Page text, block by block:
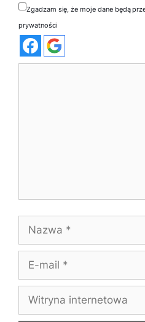
Zgadzam się, że moje dane będą
prywatności
mail
internetowa